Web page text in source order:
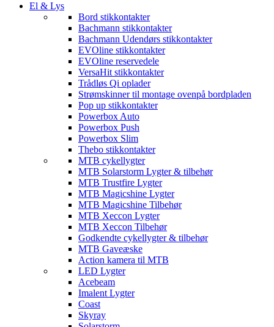
El & Lys
Bord stikkontakter
Bachmann stikkontakter
Bachmann Udendørs stikkontakter
EVOline stikkontakter
EVOline reservedele
VersaHit stikkontakter
Trådløs Qi oplader
Strømskinner til montage ovenpå bordpladen
Pop up stikkontakter
Powerbox Auto
Powerbox Push
Powerbox Slim
Thebo stikkontakter
MTB cykellygter
MTB Solarstorm Lygter & tilbehør
MTB Trustfire Lygter
MTB Magicshine Lygter
MTB Magicshine Tilbehør
MTB Xeccon Lygter
MTB Xeccon Tilbehør
Godkendte cykellygter & tilbehør
MTB Gaveæske
Action kamera til MTB
LED Lygter
Acebeam
Imalent Lygter
Coast
Skyray